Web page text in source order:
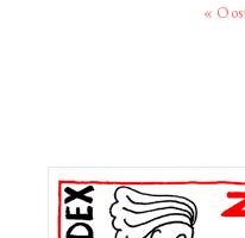
Vorig
«
Primaire
Sidebar